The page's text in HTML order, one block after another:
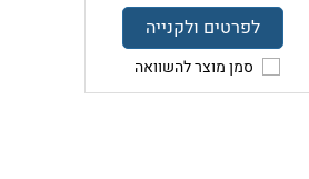
לפרטים ולקנייה
סמן מוצר להשוואה